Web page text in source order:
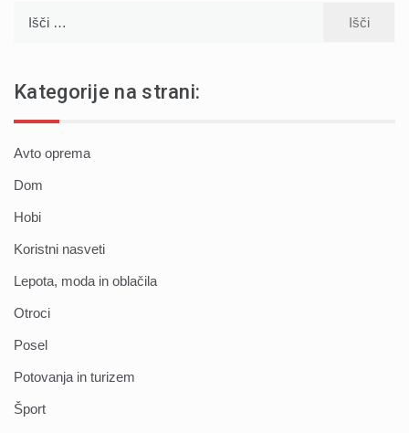
Kategorije na strani:
Avto oprema
Dom
Hobi
Koristni nasveti
Lepota, moda in oblačila
Otroci
Posel
Potovanja in turizem
Šport